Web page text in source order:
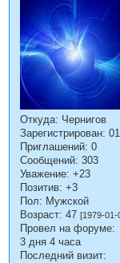
Откуда: Чернигов
Зарегистрирован:
Приглашений: 0
Сообщений: 303
Уважение: +23
Позитив: +3
Пол: Мужской
Возраст: 47 [1979-01-
Провел на форуме:
3 дня 4 часа
Последний визит: